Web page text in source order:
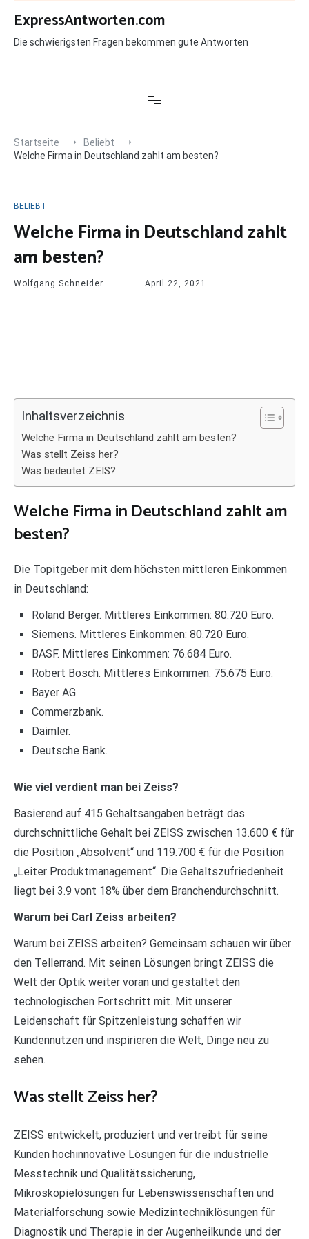
Zum
Inhalt
springen
ExpressAntworten.com
Die schwierigsten Fragen bekommen gute Antworten
Startseite
Beliebt
Welche Firma in Deutschland zahlt am besten?
BELIEBT
Welche Firma in Deutschland zahlt
am besten?
Wolfgang Schneider April 22, 2021
Inhaltsverzeichnis
Welche Firma in Deutschland zahlt am besten?
Was stellt Zeiss her?
Was bedeutet ZEIS?
Welche Firma in Deutschland zahlt am
besten?
Die Topitgeber mit dem höchsten mittleren Einkommen
in Deutschland:
Roland Berger. Mittleres Einkommen: 80.720 Euro.
Siemens. Mittleres Einkommen: 80.720 Euro.
BASF. Mittleres Einkommen: 76.684 Euro.
Robert Bosch. Mittleres Einkommen: 75.675 Euro.
Bayer AG.
Commerzbank.
Daimler.
Deutsche Bank.
Wie viel verdient man bei Zeiss?
Basierend auf 415 Gehaltsangaben beträgt das
durchschnittliche Gehalt bei ZEISS zwischen 13.600 € für
die Position „Absolvent“ und 119.700 € für die Position
„Leiter Produktmanagement“. Die Gehaltszufriedenheit
liegt bei 3.9 vont 18% über dem Branchendurchschnitt.
Warum bei Carl Zeiss arbeiten?
Warum bei ZEISS arbeiten? Gemeinsam schauen wir über
den Tellerrand. Mit seinen Lösungen bringt ZEISS die
Welt der Optik weiter voran und gestaltet den
technologischen Fortschritt mit. Mit unserer
Leidenschaft für Spitzenleistung schaffen wir
Kundennutzen und inspirieren die Welt, Dinge neu zu
sehen.
Was stellt Zeiss her?
ZEISS entwickelt, produziert und vertreibt für seine
Kunden hochinnovative Lösungen für die industrielle
Messtechnik und Qualitätssicherung,
Mikroskopielösungen für Lebenswissenschaften und
Materialforschung sowie Medizintechniklösungen für
Diagnostik und Therapie in der Augenheilkunde und der